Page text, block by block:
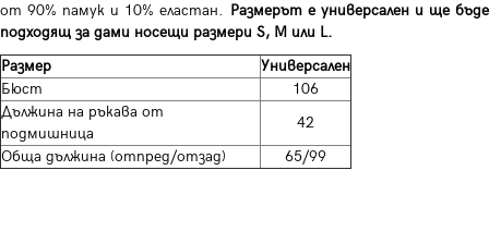
от 90% памук и 10% еластан. Размерът е универсален и ще бъде
подходящ за дами носещи размери S, M или L.
Размер
Универсален
Бюст
106
Дължина на ръкава от
подмишница
42
Обща дължина (отпред/отзад)
65/99